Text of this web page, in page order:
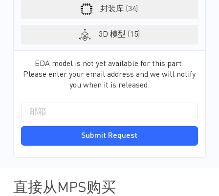
封装库 (34)
3D 模型 (15)
EDA model is not yet available for this part.
Please enter your email address and we will notify
you when it is released.
Submit Request
直接从MPS购买